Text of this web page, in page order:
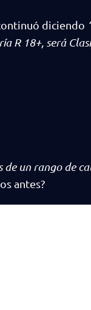
diciendo
R 18+, será
un rango de
antes?